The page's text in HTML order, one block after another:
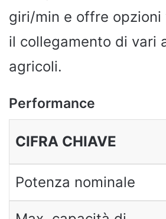
giri/min e offre
il collegamento di vari
agricoli.
Performance
CIFRA CHIAVE
Potenza nominale